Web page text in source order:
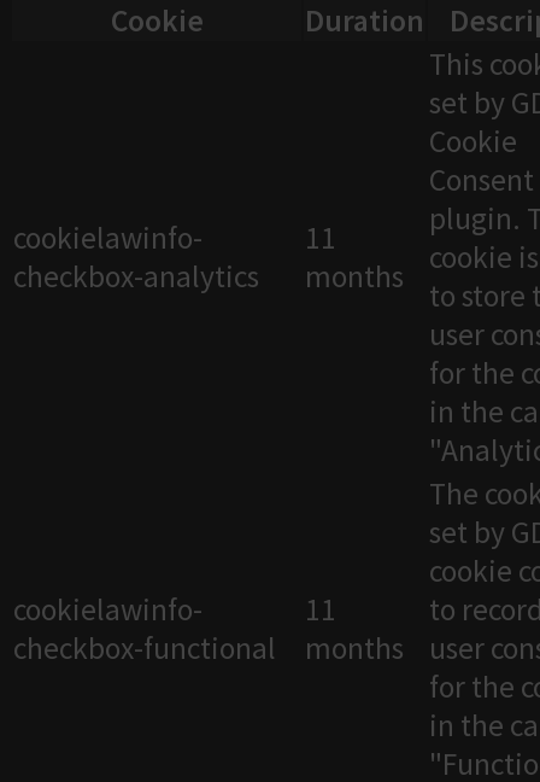
Cookie
Duration
cookielawinfo-
checkbox-analytics
11
months
This
set by
Cookie
Consent
plugin.
cookie
to store
user
for the
in the
cookielawinfo-
checkbox-functional
11
months
The
set by
cookie
to
user
for the
in the